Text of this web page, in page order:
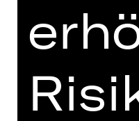
TEAM
TERMINE
VIDEO/